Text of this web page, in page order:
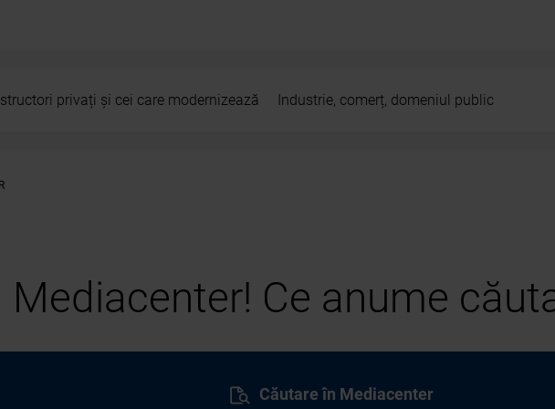
privați și cei care modernizează Industrie, comerț, domeniul public
Mediacenter! Ce anume
Căutare în Mediacenter